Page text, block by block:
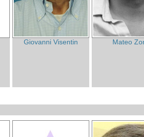
Giovanni Visentin Mateo